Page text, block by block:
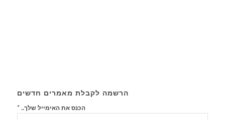
הרשמה לקבלת מאמרים חדשים
הכנס את האימייל שלך..*